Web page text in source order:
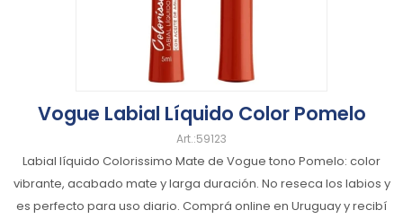
Vogue Labial Líquido Color Pomelo
59123
Labial líquido Colorissimo Mate de Vogue tono Pomelo: color
vibrante, acabado mate y larga duración. No reseca los labios y
es perfecto para uso diario. Comprá online en Uruguay y recibí